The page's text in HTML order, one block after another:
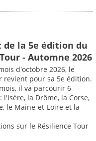
de la 5e édition du
- Automne 2026
d'octobre 2026, le
revient pour sa 5e édition.
il va parcourir 6
la Drôme, la Corse,
le Maine-et-Loire et la
sur le Résilience Tour